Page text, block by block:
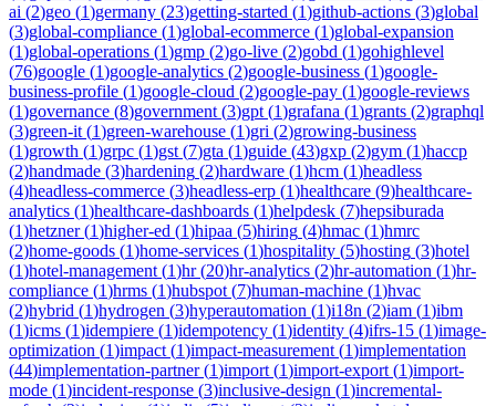
ai (2)geo (1)germany (23)getting-started (1)github-actions (3)global
(3)global-compliance (1)global-ecommerce (1)global-expansion
(1)global-operations (1)gmp (2)go-live (2)gobd (1)gohighlevel
(76)google (1)google-analytics (2)google-business (1)google-
business-profile (1)google-cloud (2)google-pay (1)google-reviews
(1)governance (8)government (3)gpt (1)grafana (1)grants (2)graphql
(3)green-it (1)green-warehouse (1)gri (2)growing-business
(1)growth (1)grpc (1)gst (7)gta (1)guide (43)gxp (2)gym (1)haccp
(2)handmade (3)hardening (2)hardware (1)hcm (1)headless
(4)headless-commerce (3)headless-erp (1)healthcare (9)healthcare-
analytics (1)healthcare-dashboards (1)helpdesk (7)hepsiburada
(1)hetzner(1)higher-ed (1)hipaa (5)hiring (4)hmac (1)hmrc
(2)home-goods (1)home-services (1)hospitality (5)hosting (3)hotel
(1)hotel-management (1)hr(20)hr-analytics (2)hr-automation (1)hr-
compliance (1)hrms (1)hubspot (7)human-machine (1)hvac
(2)hybrid (1)hydrogen (3)hyperautomation (1)i18n (2)iam (1)ibm
(1)icms (1)idempiere (1)idempotency (1)identity (4)ifrs-15 (1)image-
optimization (1)impact (1)impact-measurement (1)implementation
(44)implementation-partner(1)import (1)import-export (1)import-
mode (1)incident-response (3)inclusive-design (1)incremental-